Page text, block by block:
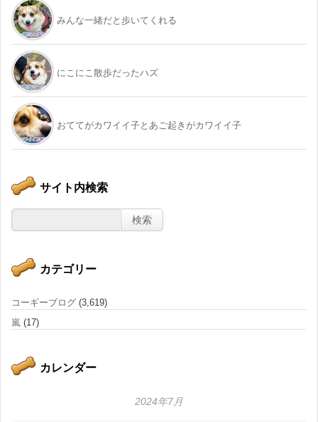
みんな一緒だと歩いてくれる
にこにこ散歩だったハズ
おててがカワイイ子とあご起きがカワイイ子
サイト内検索
カテゴリー
コーギーブログ (3,619)
嵐 (17)
カレンダー
2024年7月